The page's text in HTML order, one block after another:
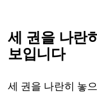
세 권을 나란
보입니다
세 권을 나란히 놓